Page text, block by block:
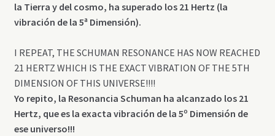
la Tierra y del cosmo, ha superado los 21 Hertz (la
vibración de la 5ª Dimensión).
I REPEAT, THE SCHUMAN RESONANCE HAS NOW REACHED
21 HERTZ WHICH IS THE EXACT VIBRATION OF THE 5TH
DIMENSION OF THIS UNIVERSE!!!!
Yo repito, la Resonancia Schuman ha alcanzado los 21
Hertz, que es la exacta vibración de la 5º Dimensión de
ese universo!!!